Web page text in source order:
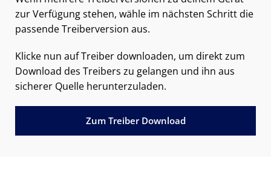
zur Verfügung stehen, wähle im nächsten Schritt die
passende Treiberversion aus.
Klicke nun auf Treiber downloaden, um direkt zum
Download des Treibers zu gelangen und ihn aus
sicherer Quelle herunterzuladen.
Zum Treiber Download